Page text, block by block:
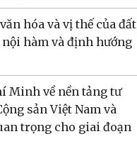
hóa và vị thế của đất
hàm và định hướng
Minh về nền tảng tư
sản Việt Nam và
trọng cho giai đoạn